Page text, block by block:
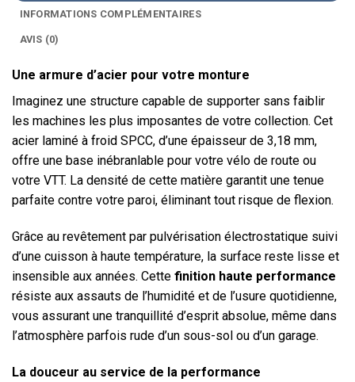
INFORMATIONS COMPLÉMENTAIRES
AVIS (0)
Une armure d’acier pour votre monture
Imaginez une structure capable de supporter sans faiblir
les machines les plus imposantes de votre collection. Cet
acier laminé à froid SPCC, d’une épaisseur de 3,18 mm,
offre une base inébranlable pour votre vélo de route ou
votre VTT. La densité de cette matière garantit une tenue
parfaite contre votre paroi, éliminant tout risque de flexion.
Grâce au revêtement par pulvérisation électrostatique suivi
d’une cuisson à haute température, la surface reste lisse et
insensible aux années. Cette finition haute performance
résiste aux assauts de l’humidité et de l’usure quotidienne,
vous assurant une tranquillité d’esprit absolue, même dans
l’atmosphère parfois rude d’un sous-sol ou d’un garage.
La douceur au service de la performance